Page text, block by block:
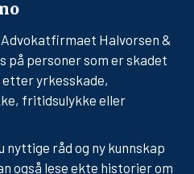
Halvorsen &
på personer som er skadet
yrkesskade,
fritidsulykke eller
nyttige råd og ny kunnskap
også lese ekte historier om